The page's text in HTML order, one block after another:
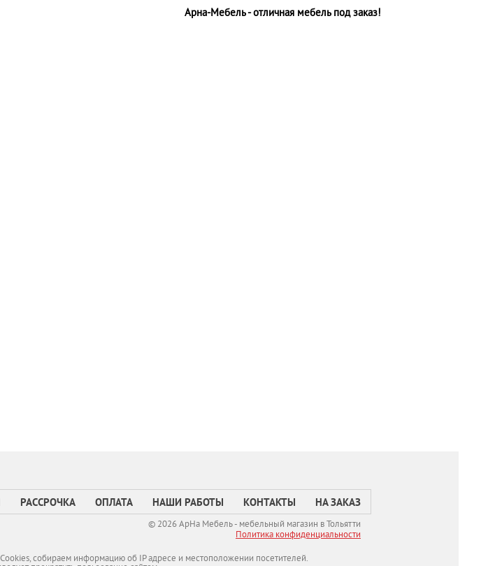
Арна-Мебель - отличная мебель под заказ!
РАССРОЧКА ОПЛАТА НАШИ РАБОТЫ КОНТАКТЫ НА ЗАКАЗ
© 2026 АрНа Мебель - мебельный магазин в Тольятти
Политикa конфиденциальности
собираем информацию об IP адресе и местоположении посетителей.